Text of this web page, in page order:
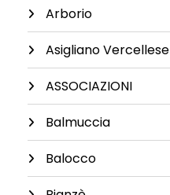
Arborio
Asigliano Vercellese
ASSOCIAZIONI
Balmuccia
Balocco